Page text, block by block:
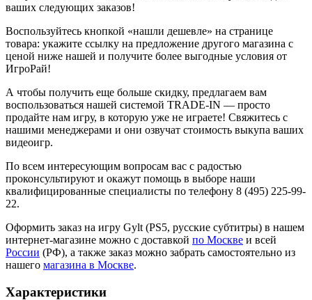
ваших следующих заказов!
Воспользуйтесь кнопкой «нашли дешевле» на странице
товара: укажите ссылку на предложение другого магазина с
ценой ниже нашей и получите более выгодные условия от
ИгроРай!
А чтобы получить еще больше скидку, предлагаем вам
воспользоваться нашей системой TRADE-IN — просто
продайте нам игру, в которую уже не играете! Свяжитесь с
нашими менеджерами и они озвучат стоимость выкупа ваших
видеоигр.
По всем интересующим вопросам вас с радостью
проконсультируют и окажут помощь в выборе наши
квалифицированные специалисты по телефону 8 (495) 225-99-
22.
Оформить заказ на игру Gylt (PS5, русские субтитры) в нашем
интернет-магазине можно с доставкой по Москве и всей
России (РФ), а также заказ можно забрать самостоятельно из
нашего магазина в Москве.
Характеристики